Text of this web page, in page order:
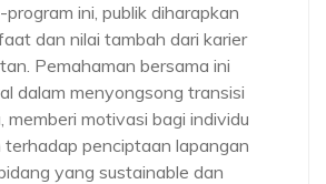
ini, publik diharapkan
dan nilai tambah dari karier
Pemahaman bersama ini
dalam menyongsong transisi
memberi motivasi bagi individu
penciptaan lapangan
yang sustainable dan